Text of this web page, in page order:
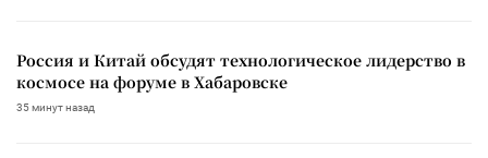
Россия и Китай обсудят технологическое лидерство в
космосе на форуме в Хабаровске
35 минут назад